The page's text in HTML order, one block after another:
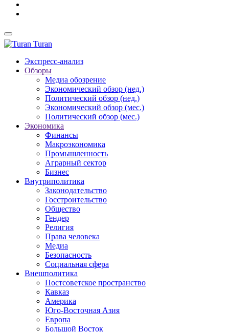
Turan
Экспресс-анализ
Обзоры
Медиа обозрение
Экономический обзор (нед.)
Политический обзор (нед.)
Экономический обзор (мес.)
Политический обзор (мес.)
Экономика
Финансы
Макроэкономика
Промышленность
Аграрный сектор
Бизнес
Внутриполитика
Законодательство
Госстроительство
Общество
Гендер
Религия
Права человека
Медиа
Безопасность
Социальная сфера
Внешполитика
Постсоветское пространство
Кавказ
Америка
Юго-Восточная Азия
Европа
Большой Восток